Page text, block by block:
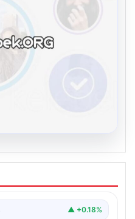
Çevrim içi
Ve Sohbet
bir tarzda irtibat kurması
▲ +0.18%